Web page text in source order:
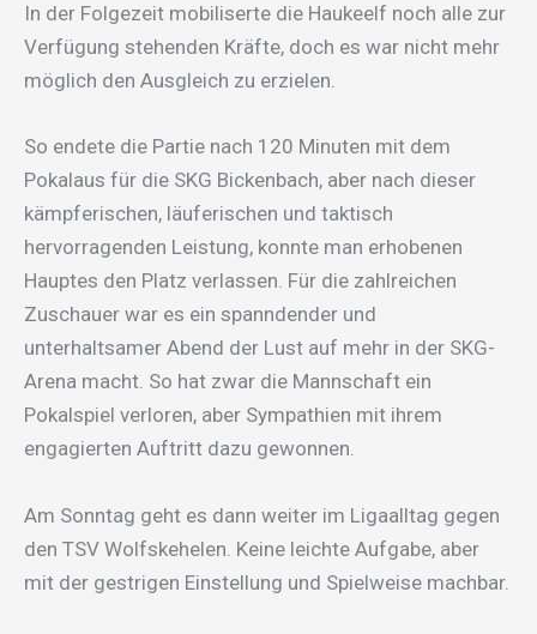
In der Folgezeit mobiliserte die Haukeelf noch alle zur
Verfügung stehenden Kräfte, doch es war nicht mehr
möglich den Ausgleich zu erzielen.
So endete die Partie nach 120 Minuten mit dem
Pokalaus für die SKG Bickenbach, aber nach dieser
kämpferischen, läuferischen und taktisch
hervorragenden Leistung, konnte man erhobenen
Hauptes den Platz verlassen. Für die zahlreichen
Zuschauer war es ein spanndender und
unterhaltsamer Abend der Lust auf mehr in der SKG-
Arena macht. So hat zwar die Mannschaft ein
Pokalspiel verloren, aber Sympathien mit ihrem
engagierten Auftritt dazu gewonnen.
Am Sonntag geht es dann weiter im Ligaalltag gegen
den TSV Wolfskehelen. Keine leichte Aufgabe, aber
mit der gestrigen Einstellung und Spielweise machbar.